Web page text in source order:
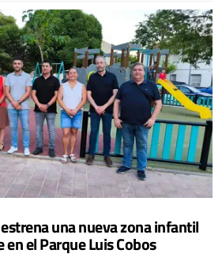
una nueva zona infantil
el Parque Luis Cobos